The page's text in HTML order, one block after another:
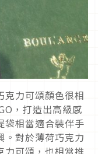
克力可頌顏色很相
，打造出高級感
袋相當適合裝伴手
。對於薄荷巧克力
力可頌，也相當推